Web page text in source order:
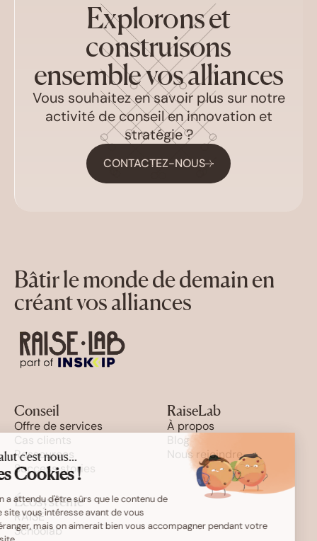
Explorons et
construisons
ensemble vos alliances
Vous souhaitez en savoir plus sur notre
activité de conseil en innovation et
stratégie ?
CONTACTEZ-NOUS
Bâtir le monde de demain en
créant vos alliances
Conseil
Offre de services
Cas clients
Ressources
Success stories
RaiseLab
À propos
Blog
Nous rejoindre
Écosystème
RAISE
Schoolab
Salut c'est nous...
les Cookies !
On a attendu d'être sûrs que le contenu de
ce site vous intéresse avant de vous
déranger, mais on aimerait bien vous accompagner pendant votre